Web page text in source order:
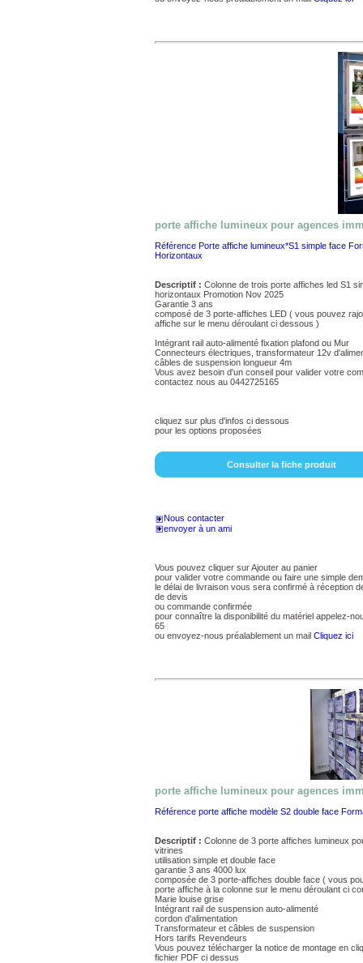
porte affiche lumineux pour agences
Référence Porte affiche lumineux*S1 simple face
Horizontaux
Descriptif : Colonne de trois porte affiches led S1
horizontaux Promotion Nov 2025
Garantie 3 ans
composé de 3 porte-affiches LED ( vous pouvez
affiche sur le menu déroulant ci dessous )
Intégrant rail auto-alimenté fixation plafond ou Mur
Connecteurs électriques, transformateur 12v
câbles de suspension longueur 4m
Vous avez besoin d'un conseil pour valider votre
contactez nous au 0442725165
cliquez sur plus d'infos ci dessous
pour les options proposées
Consulter la fiche produit
Nous contacter
envoyer à un ami
Vous pouvez cliquer sur Ajouter au panier
pour valider votre commande ou faire une simple
le délai de livraison vous sera confirmé à réception
de devis
ou commande confirmée
pour connaître la disponibilité du matériel appelez-
65
ou envoyez-nous préalablement un mail Cliquez ici
porte affiche lumineux pour agences
Référence porte affiche modèle S2 double face
Descriptif : Colonne de 3 porte affiches lumineux
vitrines
utilisation simple et double face
garantie 3 ans 4000 lux
composée de 3 porte-affiches double face ( vous
porte affiche à la colonne sur le menu déroulant ci
Marie louise grise
Intégrant rail de suspension auto-alimenté
cordon d'alimentation
Transformateur et câbles de suspension
Hors tarifs Revendeurs
Vous pouvez télécharger la notice de montage en
fichier PDF ci dessus